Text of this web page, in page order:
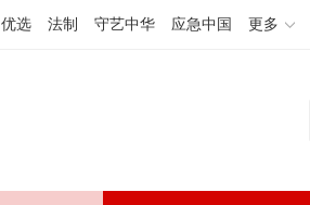
优选 法制 守艺中华 应急中国 更多